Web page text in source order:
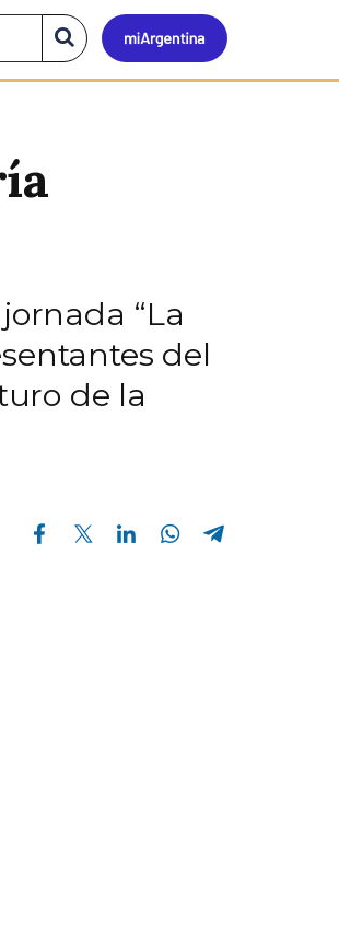
Mi
Buscar
en
el
“La
del
de la
Compartir en Facebook Compartir en Twitter Compartir en Linkedin Compartir en Whatsapp